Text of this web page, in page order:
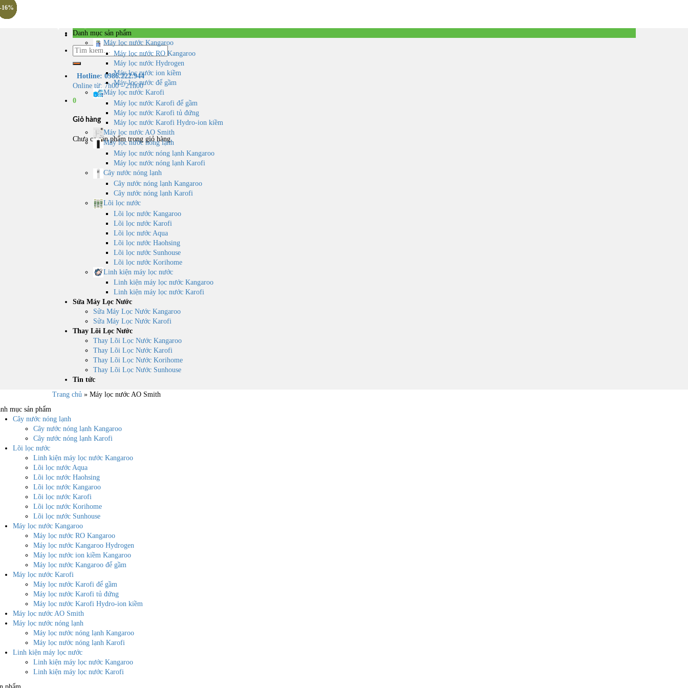
Skip
Tìm
Hotline: 0986.222.944
Online từ: 7h00 - 21h00
0
Giỏ hàng
Chưa có sản phẩm trong giỏ hàng.
Danh mục sản phẩm
Máy lọc nước Kangaroo
Máy lọc nước RO Kangaroo
Máy lọc nước Hydrogen
Máy lọc nước ion kiềm
Máy lọc nước để gầm
Máy lọc nước Karofi
Máy lọc nước Karofi để gầm
Máy lọc nước Karofi tủ đứng
Máy lọc nước Karofi Hydro-ion kiềm
Máy lọc nước AO Smith
Máy lọc nước nóng lạnh
Máy lọc nước nóng lạnh Kangaroo
Máy lọc nước nóng lạnh Karofi
Cây nước nóng lạnh
Cây nước nóng lạnh Kangaroo
Cây nước nóng lạnh Karofi
Lõi lọc nước
Lõi lọc nước Kangaroo
Lõi lọc nước Karofi
Lõi lọc nước Aqua
Lõi lọc nước Haohsing
Lõi lọc nước Sunhouse
Lõi lọc nước Korihome
Linh kiện máy lọc nước
Linh kiện máy lọc nước Kangaroo
Linh kiện máy lọc nước Karofi
Sửa Máy Lọc Nước
Sửa Máy Lọc Nước Kangaroo
Sửa Máy Lọc Nước Karofi
Thay Lõi Lọc Nước
Thay Lõi Lọc Nước Kangaroo
Thay Lõi Lọc Nước Karofi
Thay Lõi Lọc Nước Korihome
Thay Lõi Lọc Nước Sunhouse
Tin tức
Trang chủ » Máy lọc nước AO Smith
mục sản phẩm
Cây nước nóng lạnh
Cây nước nóng lạnh Kangaroo
Cây nước nóng lạnh Karofi
Lõi lọc nước
Linh kiện máy lọc nước Kangaroo
Lõi lọc nước Aqua
Lõi lọc nước Haohsing
Lõi lọc nước Kangaroo
Lõi lọc nước Karofi
Lõi lọc nước Korihome
Lõi lọc nước Sunhouse
Máy lọc nước Kangaroo
Máy lọc nước RO Kangaroo
Máy lọc nước Kangaroo Hydrogen
Máy lọc nước ion kiềm Kangaroo
Máy lọc nước Kangaroo để gầm
Máy lọc nước Karofi
Máy lọc nước Karofi để gầm
Máy lọc nước Karofi tủ đứng
Máy lọc nước Karofi Hydro-ion kiềm
Máy lọc nước AO Smith
Máy lọc nước nóng lạnh
Máy lọc nước nóng lạnh Kangaroo
Máy lọc nước nóng lạnh Karofi
Linh kiện máy lọc nước
Linh kiện máy lọc nước Kangaroo
Linh kiện máy lọc nước Karofi
-19%
-2%
-8%
-2%
-18%
-9%
-13%
-18%
-17%
-17%
-15%
-16%